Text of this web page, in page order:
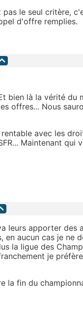
le seul critère,
d'offre remplies.
bien là la vérité du
offres... Nous
rentable avec les
Maintenant qui
leurs apporter des
en aucun cas je ne
la ligue des
je
la fin du